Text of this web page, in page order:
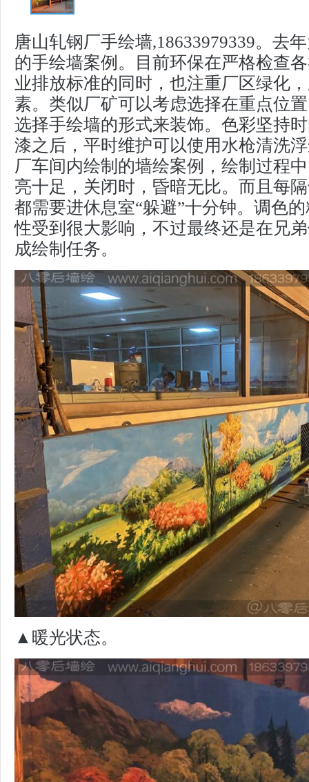
唐山轧钢厂手绘墙,18633979339。去
的手绘墙案例。目前环保在严格检查
业排放标准的同时，也注重厂区绿化
素。类似厂矿可以考虑选择在重点位
选择手绘墙的形式来装饰。色彩坚持
漆之后，平时维护可以使用水枪清洗
厂车间内绘制的墙绘案例，绘制过程
亮十足，关闭时，昏暗无比。而且每
都需要进休息室“躲避”十分钟。调色
性受到很大影响，不过最终还是在兄
成绘制任务。
▲暖光状态。